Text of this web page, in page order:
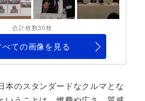
合計枚数30枚
べての画像を見る
本のスタンダードなクルマとな